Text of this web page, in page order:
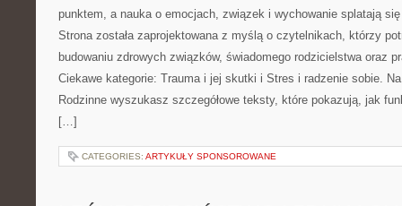
punktem, a nauka o emocjach, związek i wychowanie splatają
Strona została zaprojektowana z myślą o czytelnikach, którzy
budowaniu zdrowych związków, świadomego rodzicielstwa oraz
Ciekawe kategorie: Trauma i jej skutki i Stres i radzenie sobie.
Rodzinne wyszukasz szczegółowe teksty, które pokazują, jak
[…]
CATEGORIES: ARTYKUŁY SPONSOROWANE